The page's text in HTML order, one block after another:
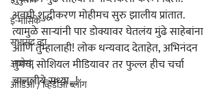
ई-मासिके
सभासद व्हा
आरोग्य
ऑडिओ / व्हिडीओ ब्लॉग
अवघी शुद्धीकरण मोहीमच सुरु झालीय प्रांतात.
त्यामुळे साऱ्यांनी पार डोक्यावर घेतलंय मुंढे साहेबांना
आणि तुम्हालाही! लोक धन्यवाद देताहेत, अभिनंदन
तुमचं, सोशियल मीडियावर तर फुल्ल हीच चर्चा
चाललीये सध्या...!